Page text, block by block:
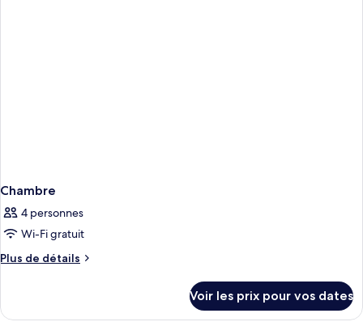
Chambre
4 personnes
Wi-Fi gratuit
Plus de détails
Plus
le
Voir les prix pour vos dates